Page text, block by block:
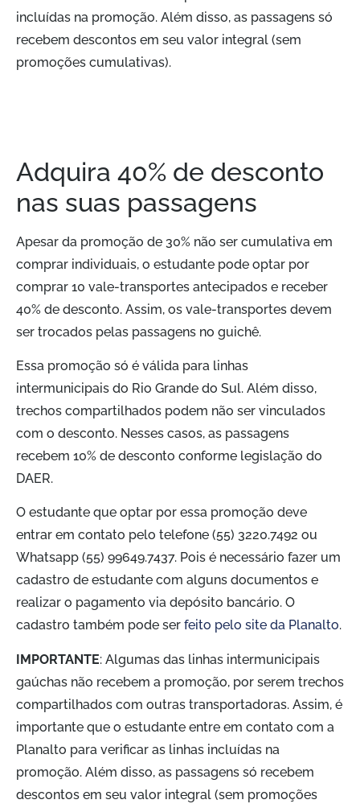
incluídas na promoção. Além disso, as passagens só
recebem descontos em seu valor integral (sem
promoções cumulativas).
Adquira 40% de desconto
nas suas passagens
Apesar da promoção de 30% não ser cumulativa em
comprar individuais, o estudante pode optar por
comprar 10 vale-transportes antecipados e receber
40% de desconto. Assim, os vale-transportes devem
ser trocados pelas passagens no guichê.
Essa promoção só é válida para linhas
intermunicipais do Rio Grande do Sul. Além disso,
trechos compartilhados podem não ser vinculados
com o desconto. Nesses casos, as passagens
recebem 10% de desconto conforme legislação do
DAER.
O estudante que optar por essa promoção deve
entrar em contato pelo telefone (55) 3220.7492 ou
Whatsapp (55) 99649.7437. Pois é necessário fazer um
cadastro de estudante com alguns documentos e
realizar o pagamento via depósito bancário. O
cadastro também pode ser feito pelo site da Planalto.
IMPORTANTE: Algumas das linhas intermunicipais
gaúchas não recebem a promoção, por serem trechos
compartilhados com outras transportadoras. Assim, é
importante que o estudante entre em contato com a
Planalto para verificar as linhas incluídas na
promoção. Além disso, as passagens só recebem
descontos em seu valor integral (sem promoções